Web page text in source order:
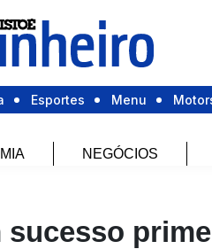
Esportes Menu
NEGÓCIOS
sucesso